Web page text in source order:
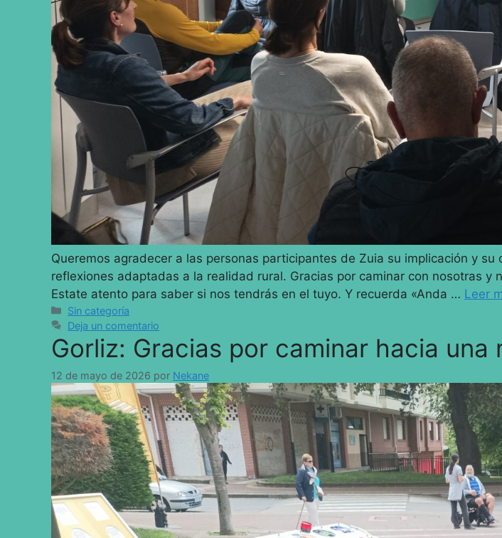
Queremos agradecer a las personas participantes de Zuia su implicación y
reflexiones adaptadas a la realidad rural. Gracias por caminar con nosotras
Estate atento para saber si nos tendrás en el tuyo. Y recuerda «Anda … Leer
Sin categoría
Deja un comentario
Gorliz: Gracias por caminar hacia una
12 de mayo de 2026 por Nekane